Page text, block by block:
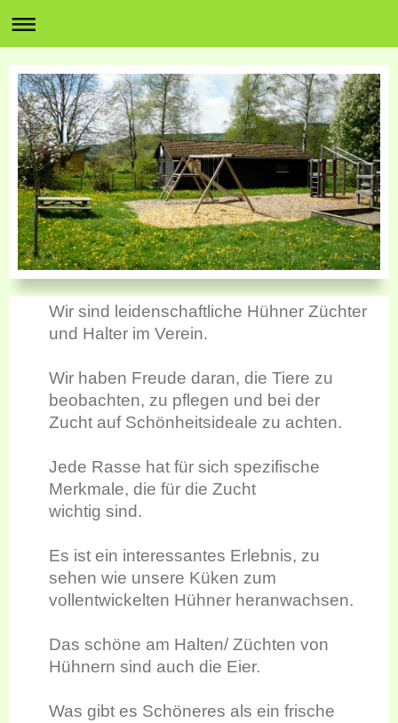
Wir sind leidenschaftliche Hühner Züchter
und Halter im Verein.
Wir haben Freude daran, die Tiere zu
beobachten, zu pflegen und bei der
Zucht auf Schönheitsideale zu achten.
Jede Rasse hat für sich spezifische
Merkmale, die für die Zucht
wichtig sind.
Es ist ein interessantes Erlebnis, zu
sehen wie unsere Küken zum
vollentwickelten Hühner heranwachsen.
Das schöne am Halten/ Züchten von
Hühnern sind auch die Eier.
Was gibt es Schöneres als ein frische